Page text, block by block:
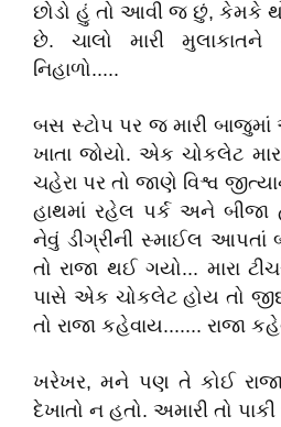
છોડો હું તો આવી જ છું, કેમકે
છે. ચાલો મારી
નિહાળો.....
બસ સ્ટોપ પર જ મારી બાજુમાં
ખાતા જોયો. એક ચોકલેટ
ચહેરા પર તો જાણે વિશ્વ
હાથમાં રહેલ પર્ક અને બીજા
નેવું ડીગ્રીની સ્માઈલ આપતાં
તો રાજા થઈ ગયો... મારા
પાસે એક ચોકલેટ હોય તો
તો રાજા કહેવાય....... રાજા
ખરેખર, મને પણ તે કોઈ
દેખાતો ન હતો. અમારી તો